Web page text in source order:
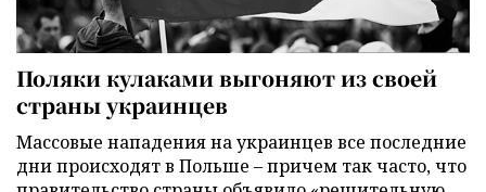
Поляки кулаками выгоняют из своей
страны украинцев
Массовые нападения на украинцев все последние
дни происходят в Польше – причем так часто, что